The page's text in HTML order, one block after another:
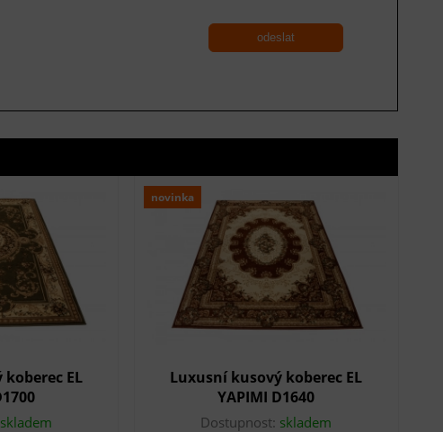
odeslat
EL
skladem
novinka
Luxusní kusový koberec EL
YAPIMI D1640
Dostupnost: skladem